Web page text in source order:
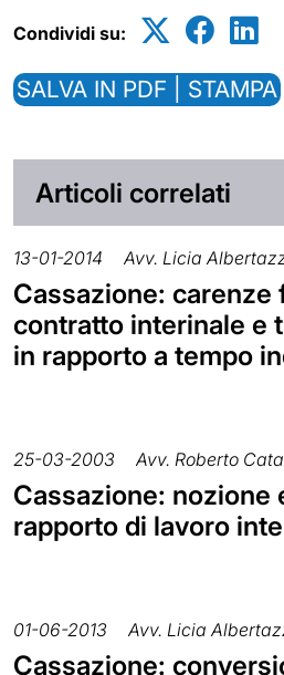
Condividi su:
SALVA IN PDF | STAMPA
Articoli correlati
13-01-2014 Avv. Licia
Cassazione: carenze
contratto interinale e
in rapporto a tempo
25-03-2003 Avv. Roberto
Cassazione: nozione
rapporto di lavoro
01-06-2013 Avv. Licia
Cassazione: